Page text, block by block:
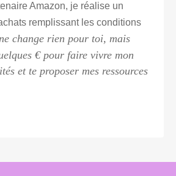
Amazon, je réalise un
remplissant les conditions
change rien pour toi, mais
€ pour faire vivre mon
et te proposer mes ressources